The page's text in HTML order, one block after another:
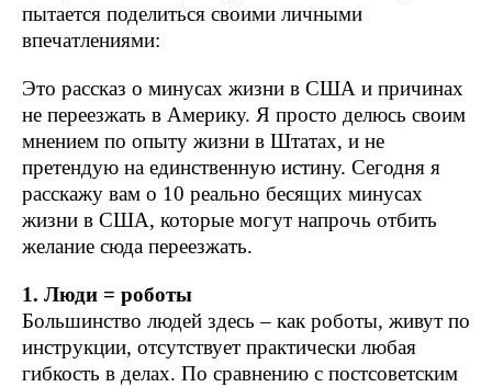
пытается поделиться своими личными
впечатлениями:
Это рассказ о минусах жизни в США и причинах
не переезжать в Америку. Я просто делюсь своим
мнением по опыту жизни в Штатах, и не
претендую на единственную истину. Сегодня я
расскажу вам о 10 реально бесящих минусах
жизни в США, которые могут напрочь отбить
желание сюда переезжать.
1. Люди = роботы
Большинство людей здесь – как роботы, живут по
инструкции, отсутствует практически любая
гибкость в делах. По сравнению с постсоветским